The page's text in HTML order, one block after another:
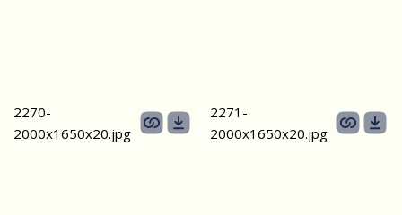
2270-
2000х1650х20.jpg
2271-
2000х1650х20.jpg